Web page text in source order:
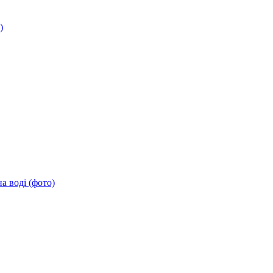
воді (фото)